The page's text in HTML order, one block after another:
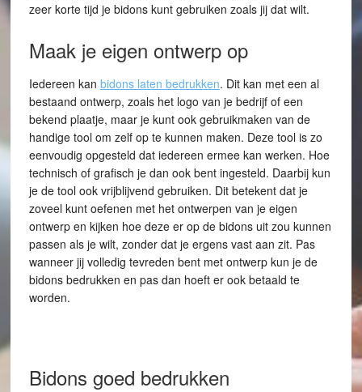
zeer korte tijd je bidons kunt gebruiken zoals jij dat wilt.
Maak je eigen ontwerp op
Iedereen kan bidons laten bedrukken. Dit kan met een al
bestaand ontwerp, zoals het logo van je bedrijf of een
bekend plaatje, maar je kunt ook gebruikmaken van de
handige tool om zelf op te kunnen maken. Deze tool is zo
eenvoudig opgesteld dat iedereen ermee kan werken. Hoe
technisch of grafisch je dan ook bent ingesteld. Daarbij kun
je de tool ook vrijblijvend gebruiken. Dit betekent dat je
zoveel kunt oefenen met het ontwerpen van je eigen
ontwerp en kijken hoe deze er op de bidons uit zou kunnen
passen als je wilt, zonder dat je ergens vast aan zit. Pas
wanneer jij volledig tevreden bent met ontwerp kun je de
bidons bedrukken en pas dan hoeft er ook betaald te
worden.
Bidons goed bedrukken